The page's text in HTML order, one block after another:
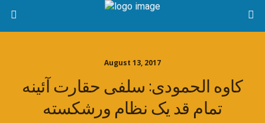
August 13, 2017
کاوه الحمودی: سلفی حقارت آئینه
تمام قد یک نظام ورشکسته